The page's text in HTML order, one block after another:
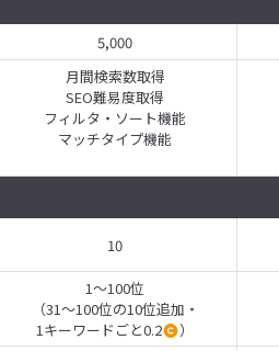
5,000
月間検索数取得
SEO難易度取得
フィルタ・ソート機能
マッチタイプ機能
10
1～100位
（31～100位の10位追加・
1キーワードごと0.2
）